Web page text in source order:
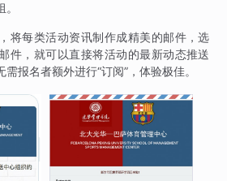
将每类活动资讯制作成精美的邮件，选
件，就可以直接将活动的最新动态推送
报名者额外进行“订阅”，体验极佳。